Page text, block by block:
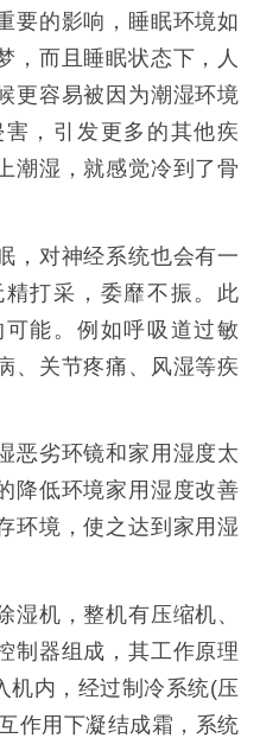
要的影响，睡眠环境如
，而且睡眠状态下，人
更容易被因为潮湿环境
，引发更多的其他疾
潮湿，就感觉冷到了骨
对神经系统也会有一
打采，委靡不振。此
能。例如呼吸道过敏
、关节疼痛、风湿等疾
劣环镜和家用湿度太
降低环境家用湿度改善
环境，使之达到家用湿
机，整机有压缩机、
制器组成，其工作原理
机内，经过制冷系统(压
作用下凝结成霜，系统